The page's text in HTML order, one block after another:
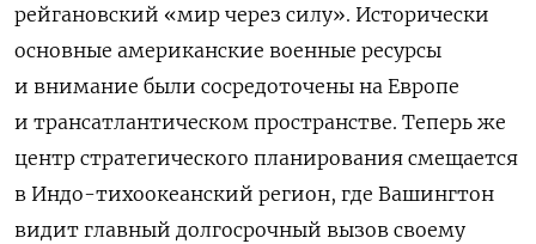
рейгановский «мир через силу». Исторически
основные американские военные ресурсы
и внимание были сосредоточены на Европе
и трансатлантическом пространстве. Теперь же
центр стратегического планирования смещается
в Индо-тихоокеанский регион, где Вашингтон
видит главный долгосрочный вызов своему